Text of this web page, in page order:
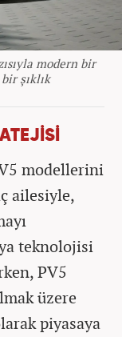
modern bir
şıklık
modellerini
ailesiyle,
teknolojisi
PV5
üzere
piyasaya